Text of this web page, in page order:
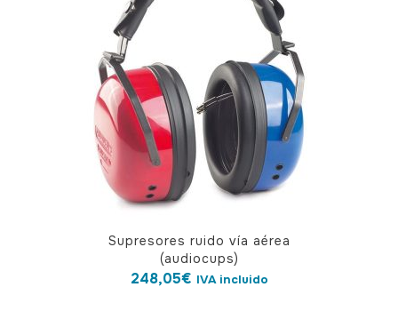
Supresores ruido vía aérea
(audiocups)
248,05€ IVA incluido